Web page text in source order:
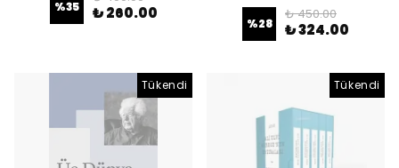
%35 ₺ 260.00
%28
₺ 450.00
₺ 324.00
Tükendi Tükendi